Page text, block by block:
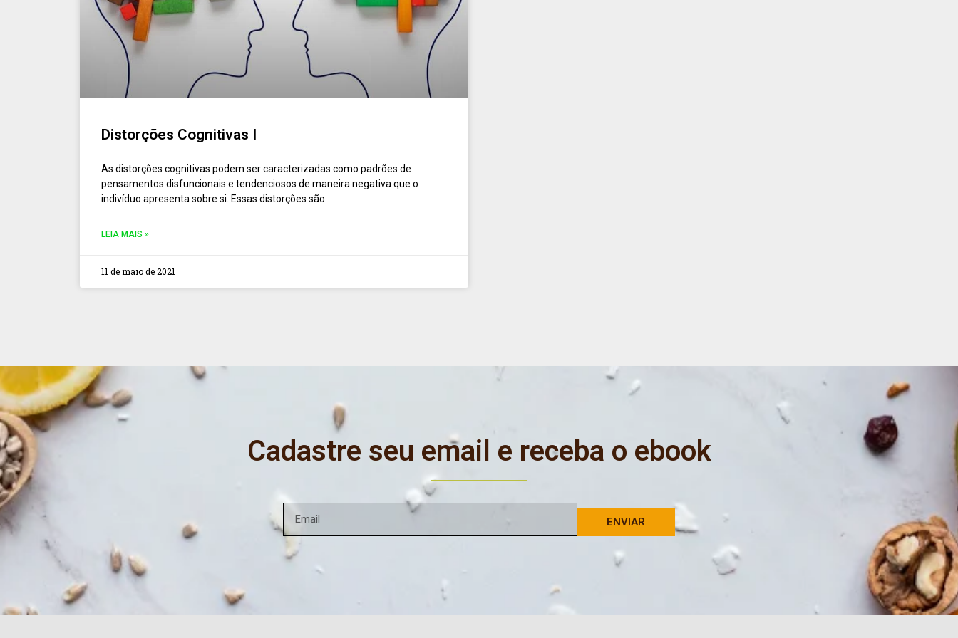
Distorções Cognitivas I
As distorções cognitivas podem ser caracterizadas como padrões de
pensamentos disfuncionais e tendenciosos de maneira negativa que o
indivíduo apresenta sobre si. Essas distorções são
LEIA MAIS »
11 de maio de 2021
Cadastre seu email e receba o ebook
ENVIAR